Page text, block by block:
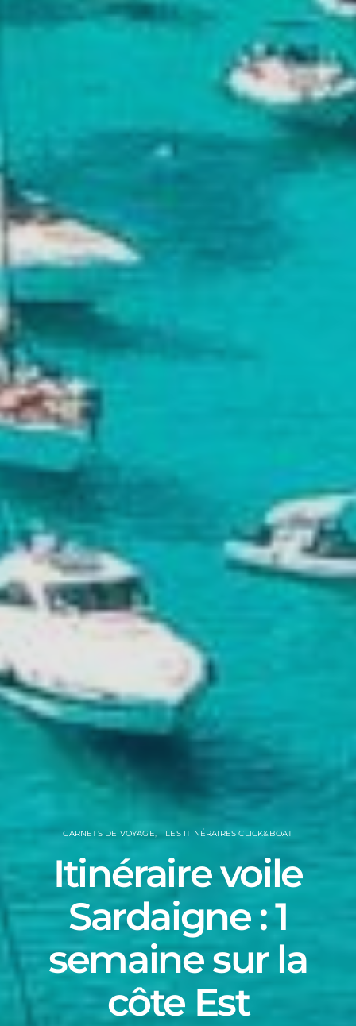
CARNETS DE VOYAGE LES ITINÉRAIRES CLICK&BOAT
Itinéraire voile
Sardaigne : 1
semaine sur la
côte Est